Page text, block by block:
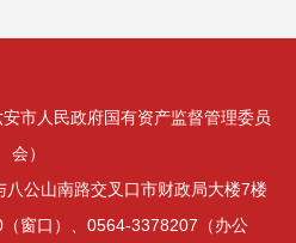
市人民政府国有资产监督管理委员
会）
公山南路交叉口市财政局大楼7楼
窗口）、0564-3378207（办公